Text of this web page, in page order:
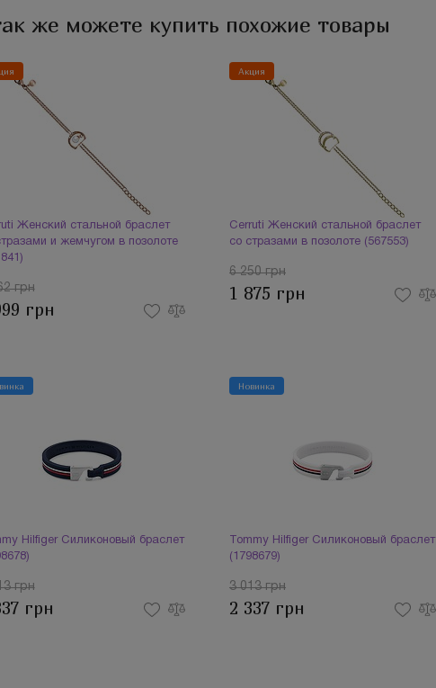
же можете купить похожие товары
Женский стальной браслет
и жемчугом в позолоте
грн
грн
Акция
Cerruti Женский стальной браслет
со стразами в позолоте (567553)
6 250 грн
1 875 грн
Hilfiger Силиконовый браслет
грн
грн
Новинка
Tommy Hilfiger Силиконовый браслет
(1798679)
3 013 грн
2 337 грн